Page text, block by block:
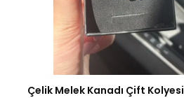
Çelik Melek Kanadı Çift Kolyesi